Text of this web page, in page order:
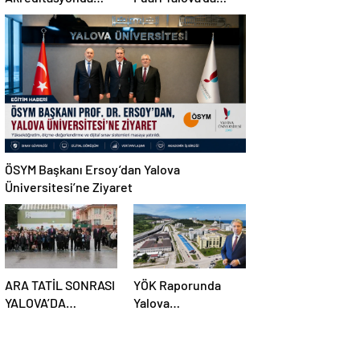
Başarı Grafiğini
Yükseltti
Açıldı: 67 Alan ve
112 Dal Öğrencilerle
Buluştu
ÖSYM Başkanı Ersoy’dan Yalova
Üniversitesi’ne Ziyaret
ARA TATİL SONRASI
YALOVA’DA
YÖK Raporunda
Yalova